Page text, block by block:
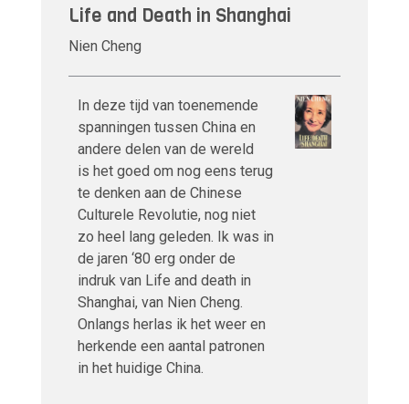
Life and Death in Shanghai
Nien Cheng
In deze tijd van toenemende
spanningen tussen China en
andere delen van de wereld
is het goed om nog eens terug
te denken aan de Chinese
Culturele Revolutie, nog niet
zo heel lang geleden. Ik was in
de jaren ‘80 erg onder de
indruk van Life and death in
Shanghai, van Nien Cheng.
Onlangs herlas ik het weer en
herkende een aantal patronen
in het huidige China.